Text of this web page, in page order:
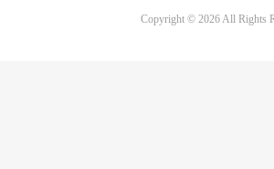
Copyright © 2026 All Rights